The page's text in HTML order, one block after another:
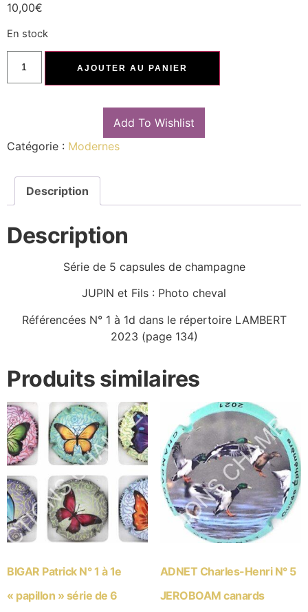
10,00€
En stock
AJOUTER AU PANIER
Add To Wishlist
Catégorie : Modernes
Description
Description
Série de 5 capsules de champagne
JUPIN et Fils : Photo cheval
Référencées N° 1 à 1d dans le répertoire LAMBERT
2023 (page 134)
Produits similaires
BIGAR Patrick N° 1 à 1e
« papillon » série de 6
ADNET Charles-Henri N° 5
JEROBOAM canards